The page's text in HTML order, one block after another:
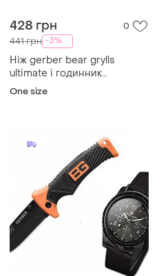
428 грн 0
441 грн -3%
Ніж gerber bear grylls
ultimate і годинник
swissarmy skl11-207637
One size